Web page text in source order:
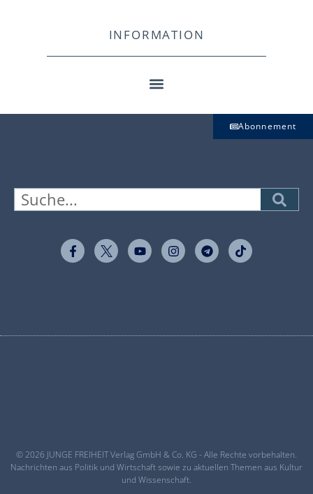
INFORMATION
Abonnement
© 2026 JUNGE FREIHEIT Verlag GmbH & Co. KG - Alle Rechte vorbehalten.
Nachrichten aus Politik und Wirtschaft sowie zu aktuellen Themen aus Kultur
und Wissenschaft.